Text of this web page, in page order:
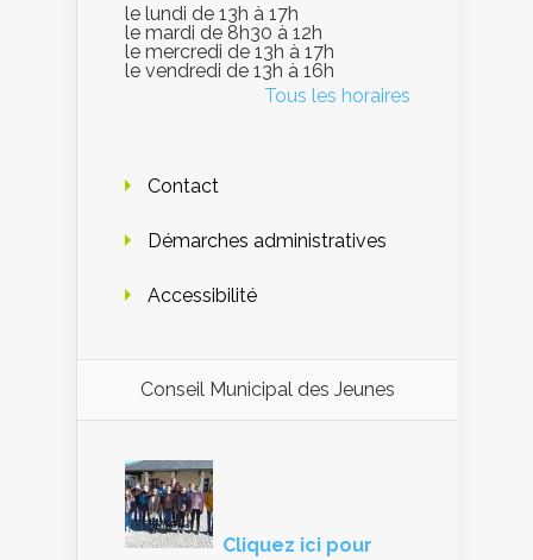
le lundi de 13h à 17h
le mardi de 8h30 à 12h
le mercredi de 13h à 17h
le vendredi de 13h à 16h
Tous les horaires
Contact
Démarches administratives
Accessibilité
Conseil Municipal des Jeunes
Cliquez ici pour